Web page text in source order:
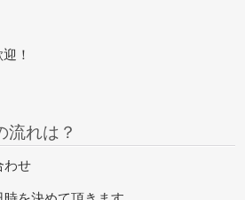
！
流れは？
わせ